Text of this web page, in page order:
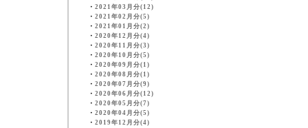
・ 2021年03月分(12)
・ 2021年02月分(5)
・ 2021年01月分(2)
・ 2020年12月分(4)
・ 2020年11月分(3)
・ 2020年10月分(5)
・ 2020年09月分(1)
・ 2020年08月分(1)
・ 2020年07月分(9)
・ 2020年06月分(12)
・ 2020年05月分(7)
・ 2020年04月分(5)
・ 2019年12月分(4)